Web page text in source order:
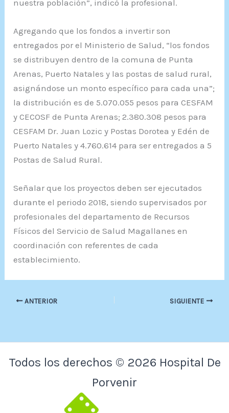
nuestra población”, indicó la profesional.
Agregando que los fondos a invertir son
entregados por el Ministerio de Salud, “los fondos
se distribuyen dentro de la comuna de Punta
Arenas, Puerto Natales y las postas de salud rural,
asignándose un monto específico para cada una”;
la distribución es de 5.070.055 pesos para CESFAM
y CECOSF de Punta Arenas; 2.380.308 pesos para
CESFAM Dr. Juan Lozic y Postas Dorotea y Edén de
Puerto Natales y 4.760.614 para ser entregados a 5
Postas de Salud Rural.
Señalar que los proyectos deben ser ejecutados
durante el periodo 2018, siendo supervisados por
profesionales del departamento de Recursos
Físicos del Servicio de Salud Magallanes en
coordinación con referentes de cada
establecimiento.
ANTERIOR SIGUIENTE
Todos los derechos © 2026 Hospital De
Porvenir